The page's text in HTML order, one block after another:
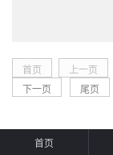
首页 上一页
下一页
尾页
首页